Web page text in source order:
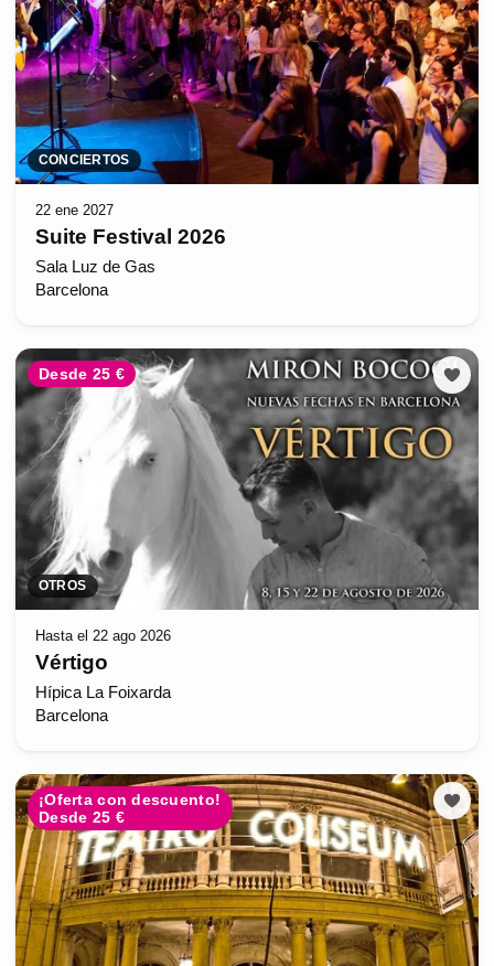
CONCIERTOS
22 ene 2027
Suite Festival 2026
Sala Luz de Gas
Barcelona
Desde 25 €
OTROS
Hasta el 22 ago 2026
Vértigo
Hípica La Foixarda
Barcelona
¡Oferta con descuento!
Desde 25 €